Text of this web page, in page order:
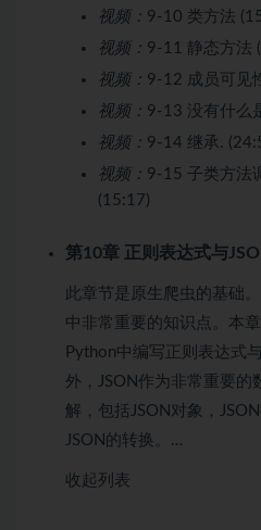
视频： 9-10 类方法
视频： 9-11 静态方法
视频： 9-12 成员可见
视频： 9-13 没有什么
视频： 9-14 继承.
视频： 9-15 子类方法
(15:17)
第10章 正则表达式与
此章节是原生爬虫的基础
中非常重要的知识点。本
Python中编写正则表达式
外，JSON作为非常重要的
解，包括JSON对象，
JSON的转换。…
收起列表